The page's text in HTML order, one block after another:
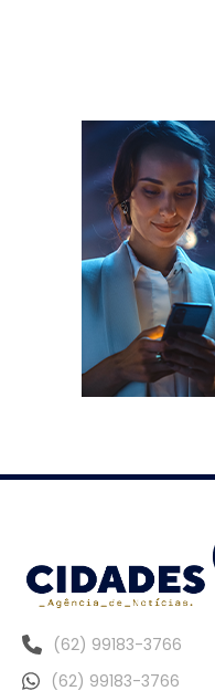
(62) 99183-3766
(62) 99183-3766